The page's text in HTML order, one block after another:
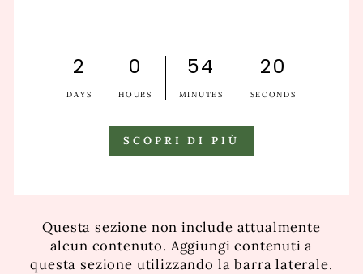
2
DAYS
0
HOURS
54
MINUTES
20
SECONDS
SCOPRI DI PIÙ
Questa sezione non include attualmente
alcun contenuto. Aggiungi contenuti a
questa sezione utilizzando la barra laterale.